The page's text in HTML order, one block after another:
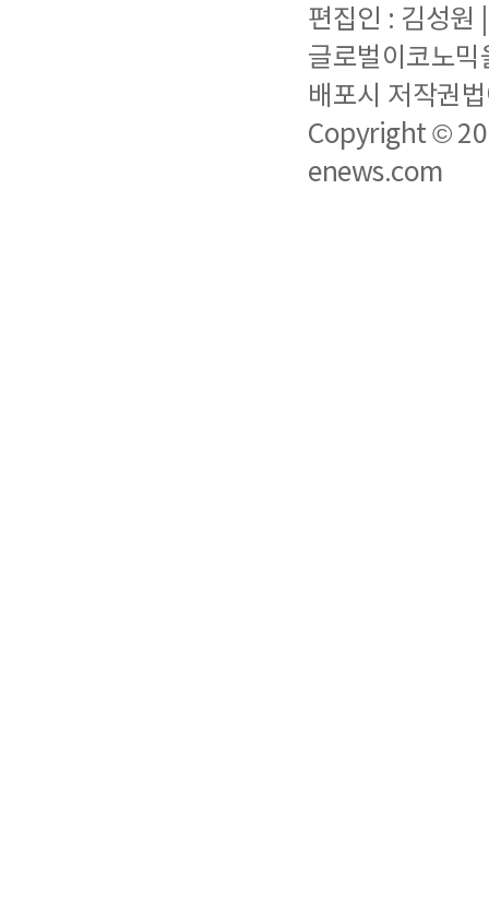
편집인 : 김성원
글로벌이코노믹
배포시 저작권
Copyright ©
enews.com